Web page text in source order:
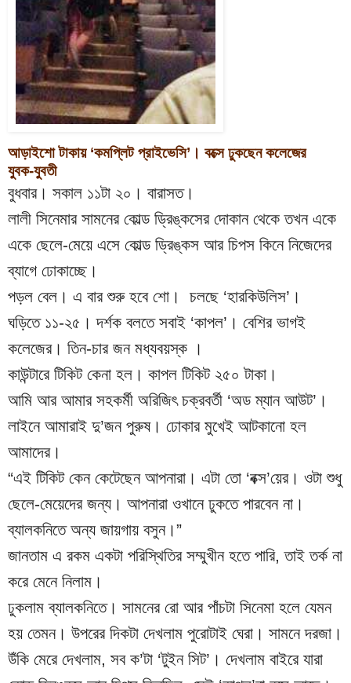
আড়াইশো টাকায় ‘কমপ্লিট প্রাইভেসি’। বক্সে ঢুকছেন কলেজের
যুবক-যুবতী
বুধবার। সকাল ১১টা ২০। বারাসত।
লালী সিনেমার সামনের কোল্ড ড্রিঙ্কসের দোকান থেকে তখন একে
একে ছেলে-মেয়ে এসে কোল্ড ড্রিঙ্কস আর চিপস কিনে নিজেদের
ব্যাগে ঢোকাচ্ছে।
পড়ল বেল। এ বার শুরু হবে শো।  চলছে ‘হারকিউলিস’।
ঘড়িতে ১১-২৫। দর্শক বলতে সবাই ‘কাপল’। বেশির ভাগই
কলেজের। তিন-চার জন মধ্যবয়স্ক ।
কাউন্টারে টিকিট কেনা হল। কাপল টিকিট ২৫০ টাকা।
আমি আর আমার সহকর্মী অরিজিৎ চক্রবর্তী ‘অড ম্যান আউট’।
লাইনে আমারাই দু’জন পুরুষ। ঢোকার মুখেই আটকানো হল
আমাদের।
“এই টিকিট কেন কেটেছেন আপনারা। এটা তো ‘বক্স’য়ের। ওটা শুধু
ছেলে-মেয়েদের জন্য। আপনারা ওখানে ঢুকতে পারবেন না।
ব্যালকনিতে অন্য জায়গায় বসুন।”
জানতাম এ রকম একটা পরিস্থিতির সম্মুখীন হতে পারি, তাই তর্ক না
করে মেনে নিলাম।
ঢুকলাম ব্যালকনিতে। সামনের রো আর পাঁচটা সিনেমা হলে যেমন
হয় তেমন। উপরের দিকটা দেখলাম পুরোটাই ঘেরা। সামনে দরজা।
উঁকি মেরে দেখলাম, সব ক’টা ‘টুইন সিট’। দেখলাম বাইরে যারা